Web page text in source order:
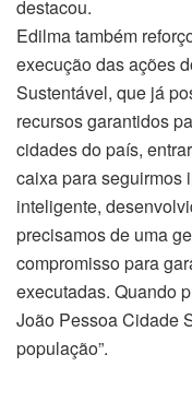
destacou.
Edilma também
execução das ações
Sustentável, que já
recursos garantidos
cidades do país,
caixa para seguirmos
inteligente,
precisamos de uma
compromisso para
executadas. Quando
João Pessoa Cidade
população”.